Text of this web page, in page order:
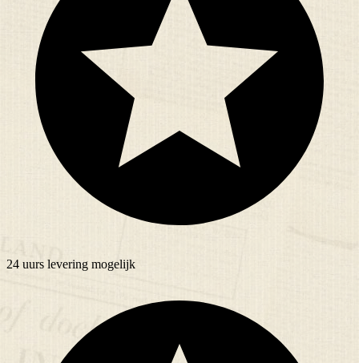
24 uurs levering mogelijk